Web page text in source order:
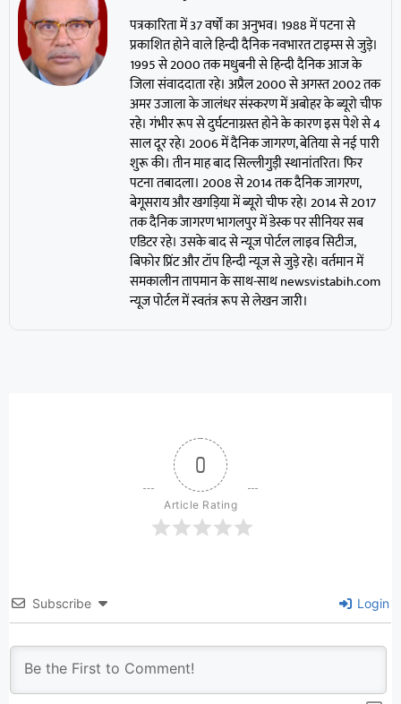
पत्रकारिता में 37 वर्षों का अनुभव। 1988 में पटना से
प्रकाशित होने वाले हिन्दी दैनिक नवभारत टाइम्स से जुड़े।
1995 से 2000 तक मधुबनी से हिन्दी दैनिक आज के
जिला संवाददाता रहे। अप्रैल 2000 से अगस्त 2002 तक
अमर उजाला के जालंधर संस्करण में अबोहर के ब्यूरो चीफ
रहे। गंभीर रूप से दुर्घटनाग्रस्त होने के कारण इस पेशे से 4
साल दूर रहे। 2006 में दैनिक जागरण, बेतिया से नई पारी
शुरू की। तीन माह बाद सिल्लीगुड़ी स्थानांतरित। फिर
पटना तबादला। 2008 से 2014 तक दैनिक जागरण,
बेगूसराय और खगड़िया में ब्यूरो चीफ रहे। 2014 से 2017
तक दैनिक जागरण भागलपुर में डेस्क पर सीनियर सब
एडिटर रहे। उसके बाद से न्यूज पोर्टल लाइव सिटीज,
बिफोर प्रिंट और टॉप हिन्दी न्यूज से जुड़े रहे। वर्तमान में
समकालीन तापमान के साथ-साथ newsvistabih.com
न्यूज पोर्टल में स्वतंत्र रूप से लेखन जारी।
0
Article Rating
Subscribe Login